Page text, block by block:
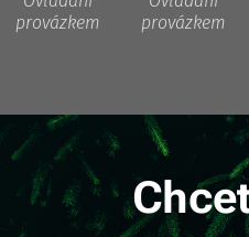
provázkem
provázkem